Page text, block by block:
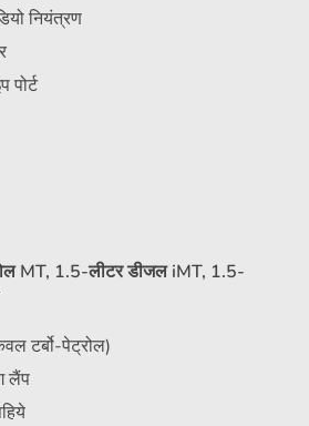
नियंत्रण
पोर्ट
MT, 1.5-लीटर डीजल iMT, 1.5-
टर्बो-पेट्रोल)
लैंप